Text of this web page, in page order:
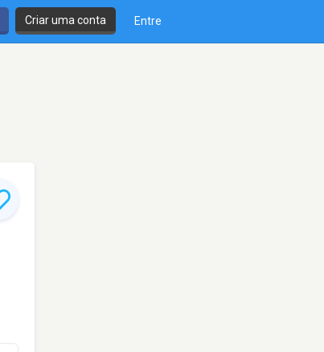
Criar uma conta Entre